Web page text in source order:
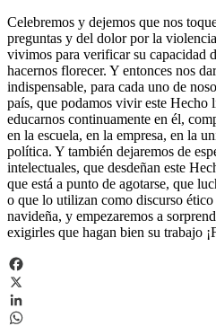
Celebremos y dejemos que nos
preguntas y del dolor por la
vivimos para verificar su capacidad
hacernos florecer. Y entonces nos
indispensable, para cada uno de
país, que podamos vivir este Hecho
educarnos continuamente en él,
en la escuela, en la empresa, en la
política. Y también dejaremos de
intelectuales, que desdeñan este
que está a punto de agotarse, que
o que lo utilizan como discurso
navideña, y empezaremos a
exigirles que hagan bien su trabajo
Facebook
X
LinkedIn